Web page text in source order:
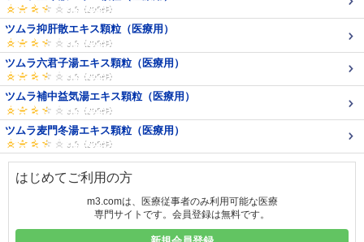
ツムラ抑肝散エキス顆粒（医療用）
ツムラ六君子湯エキス顆粒（医療用）
ツムラ補中益気湯エキス顆粒（医療用）
ツムラ麦門冬湯エキス顆粒（医療用）
はじめてご利用の方
m3.comは、医療従事者のみ利用可能な医療
専門サイトです。会員登録は無料です。